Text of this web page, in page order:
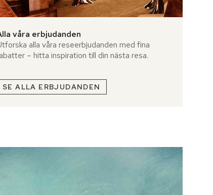
våra erbjudanden
alla våra reseerbjudanden med fina
– hitta inspiration till din nästa resa.
SE ALLA ERBJUDANDEN